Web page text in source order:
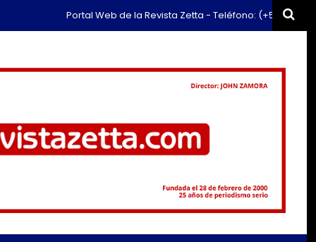
Web de la Revista Zetta - Teléfono: (+57) 311 659 6374 -